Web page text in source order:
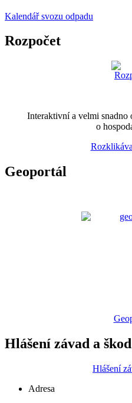
Kalendář svozu odpadu
Rozpočet
Interaktivní a velmi
o
Geoportál
Hlášení závad a škod
Hlášení
Adresa